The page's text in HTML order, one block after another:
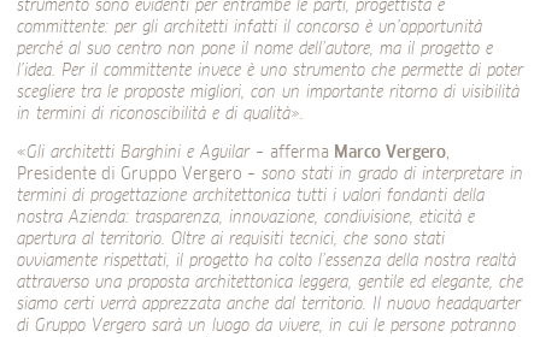
strumento sono evidenti per entrambe le parti, progettista e
committente: per gli architetti infatti il concorso è un’opportunità
perché al suo centro non pone il nome dell’autore, ma il progetto e
l’idea. Per il committente invece è uno strumento che permette di poter
scegliere tra le proposte migliori, con un importante ritorno di visibilità
in termini di riconoscibilità e di qualità».
«Gli architetti Barghini e Aguilar – afferma Marco Vergero,
Presidente di Gruppo Vergero – sono stati in grado di interpretare in
termini di progettazione architettonica tutti i valori fondanti della
nostra Azienda: trasparenza, innovazione, condivisione, eticità e
apertura al territorio. Oltre ai requisiti tecnici, che sono stati
ovviamente rispettati, il progetto ha colto l’essenza della nostra realtà
attraverso una proposta architettonica leggera, gentile ed elegante, che
siamo certi verrà apprezzata anche dal territorio. Il nuovo headquarter
di Gruppo Vergero sarà un luogo da vivere, in cui le persone potranno